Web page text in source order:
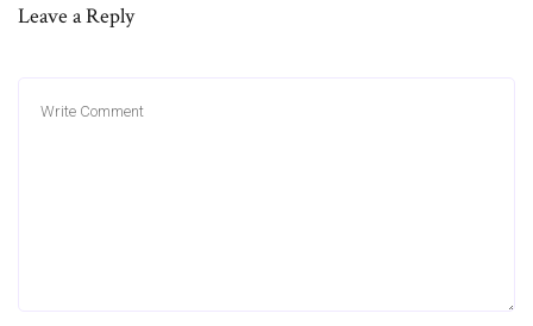
Leave a Reply